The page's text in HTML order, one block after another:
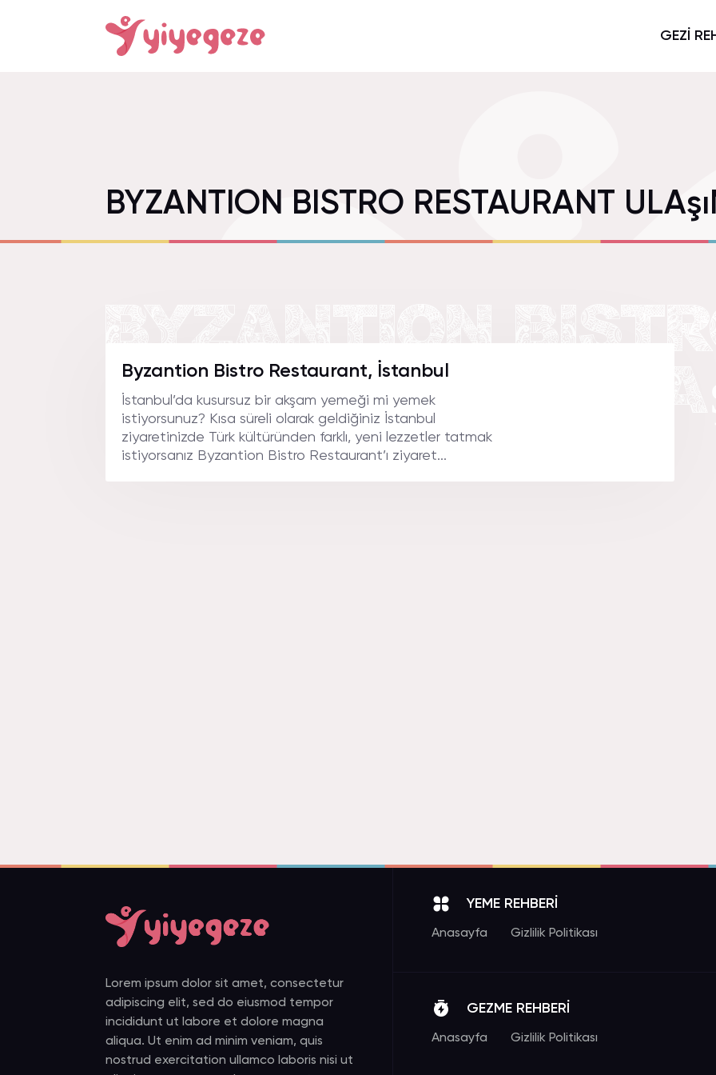
GEZİ
BYZANTION BISTRO RESTAURANT
RESTAURANT
Byzantion Bistro Restaurant, İstanbul
İstanbul’da kusursuz bir akşam yemeği mi yemek
istiyorsunuz? Kısa süreli olarak geldiğiniz İstanbul
ziyaretinizde Türk kültüründen farklı, yeni lezzetler tatmak
istiyorsanız Byzantion Bistro Restaurant’ı ziyaret...
Lorem ipsum dolor sit amet, consectetur
adipiscing elit, sed do eiusmod tempor
incididunt ut labore et dolore magna
aliqua. Ut enim ad minim veniam, quis
nostrud exercitation ullamco laboris nisi ut
YEME REHBERİ
Anasayfa Gizlilik Politikası
GEZME REHBERİ
Anasayfa Gizlilik Politikası